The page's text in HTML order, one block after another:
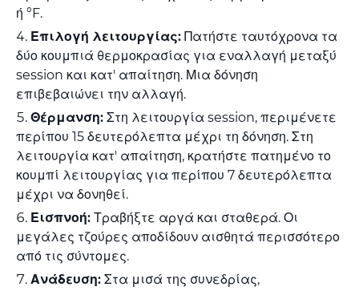
ή °F.
Επιλογή λειτουργίας: Πατήστε ταυτόχρονα τα
δύο κουμπιά θερμοκρασίας για εναλλαγή μεταξύ
session και κατ' απαίτηση. Μια δόνηση
επιβεβαιώνει την αλλαγή.
Θέρμανση: Στη λειτουργία session, περιμένετε
περίπου 15 δευτερόλεπτα μέχρι τη δόνηση. Στη
λειτουργία κατ' απαίτηση, κρατήστε πατημένο το
κουμπί λειτουργίας για περίπου 7 δευτερόλεπτα
μέχρι να δονηθεί.
Εισπνοή: Τραβήξτε αργά και σταθερά. Οι
μεγάλες τζούρες αποδίδουν αισθητά περισσότερο
από τις σύντομες.
Ανάδευση: Στα μισά της συνεδρίας,